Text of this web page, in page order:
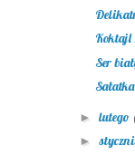
Koktajl
Ser
► lutego
►